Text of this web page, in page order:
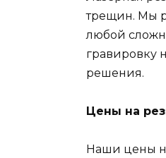
трещин. Мы
любой
гравировку
решения.
Цены на
Наши цены